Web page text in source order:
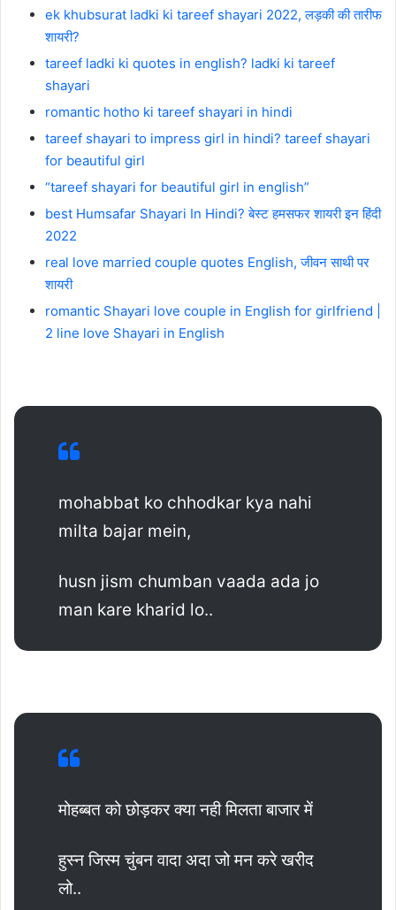
ek khubsurat ladki ki tareef shayari 2022, लड़की की तारीफ
शायरी?
tareef ladki ki quotes in english? ladki ki tareef
shayari
romantic hotho ki tareef shayari in hindi
tareef shayari to impress girl in hindi? tareef shayari
for beautiful girl
“tareef shayari for beautiful girl in english”
best Humsafar Shayari In Hindi? बेस्ट हमसफर शायरी इन हिंदी
2022
real love married couple quotes English, जीवन साथी पर
शायरी
romantic Shayari love couple in English for girlfriend |
2 line love Shayari in English
mohabbat ko chhodkar kya nahi
milta bajar mein,
husn jism chumban vaada ada jo
man kare kharid lo..
मोहब्बत को छोड़कर क्या नही मिलता बाजार में
हुस्न जिस्म चुंबन वादा अदा जो मन करे खरीद
लो..